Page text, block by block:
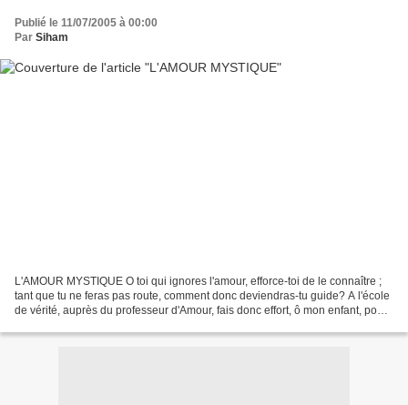
Publié le 11/07/2005 à 00:00
Par Siham
L'AMOUR MYSTIQUE O toi qui ignores l'amour, efforce-toi de le connaître ;
tant que tu ne feras pas route, comment donc deviendras-tu guide? A l'école
de vérité, auprès du professeur d'Amour, fais donc effort, ô mon enfant, pour